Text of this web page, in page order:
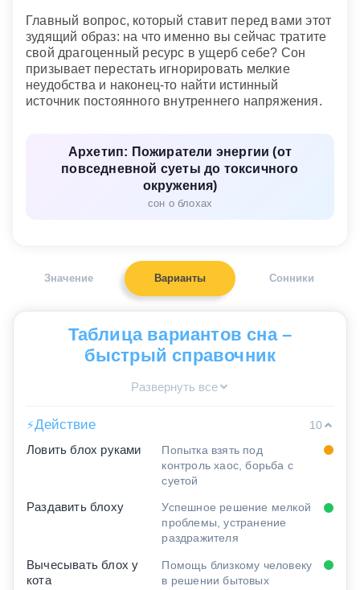
Главный вопрос, который ставит перед вами этот
зудящий образ: на что именно вы сейчас тратите
свой драгоценный ресурс в ущерб себе? Сон
призывает перестать игнорировать мелкие
неудобства и наконец-то найти истинный
источник постоянного внутреннего напряжения.
Архетип: Пожиратели энергии (от
повседневной суеты до токсичного
окружения)
сон о блохах
Значение Варианты Сонники
Таблица вариантов сна –
быстрый справочник
Развернуть все
⚡Действие
10
Ловить блох руками
Попытка взять под
контроль хаос, борьба с
суетой
Раздавить блоху
Успешное решение мелкой
проблемы, устранение
раздражителя
Вычесывать блох у
кота
Помощь близкому человеку
в решении бытовых